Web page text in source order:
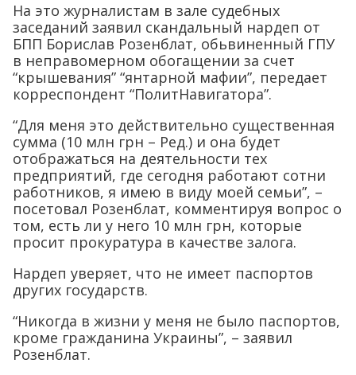
На это журналистам в зале судебных
заседаний заявил скандальный нардеп от
БПП Борислав Розенблат, обьвиненный ГПУ
в неправомерном обогащении за счет
“крышевания” “янтарной мафии”, передает
корреспондент “ПолитНавигатора”.
“Для меня это действительно существенная
сумма (10 млн грн – Ред.) и она будет
отображаться на деятельности тех
предприятий, где сегодня работают сотни
работников, я имею в виду моей семьи”, –
посетовал Розенблат, комментируя вопрос о
том, есть ли у него 10 млн грн, которые
просит прокуратура в качестве залога.
Нардеп уверяет, что не имеет паспортов
других государств.
“Никогда в жизни у меня не было паспортов,
кроме гражданина Украины”, – заявил
Розенблат.